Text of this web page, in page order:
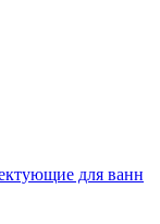
для ванн